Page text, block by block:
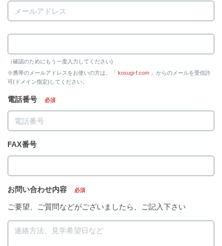
（確認のためにもう一度入力してください)
※携帯のメールアドレスをお使いの方は、「 kosugi-f.com 」からのメールを受信許
可(ドメイン指定)してください。
電話番号 必須
FAX番号
お問い合わせ内容 必須
ご要望、ご質問などがございましたら、ご記入下さい